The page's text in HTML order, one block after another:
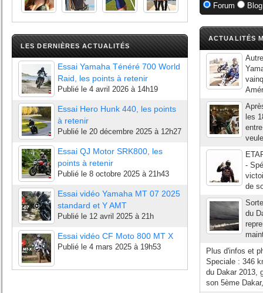
LES DERNIÈRES ACTUALITÉS
Essai Yamaha Ténéré 700 World
Raid, les points à retenir
Publié le 4 avril 2026 à 14h19
Essai Hero Hunk 440, les points
à retenir
Publié le 20 décembre 2025 à 12h27
Essai QJ Motor SRK800, les
points à retenir
Publié le 8 octobre 2025 à 21h43
Essai vidéo Yamaha MT 07 2025
standard et Y AMT
Publié le 12 avril 2025 à 21h
Essai vidéo CF Moto 800 MT X
Publié le 4 mars 2025 à 19h53
Forum
ACTUALITÉS
les
-
de
du
Plus d'infos et
Speciale : 346
du Dakar 2013,
son 5ème